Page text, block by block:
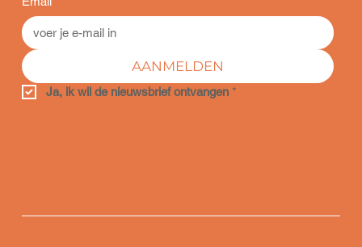
AANMELDEN
Ja, ik wil de nieuwsbrief ontvangen *